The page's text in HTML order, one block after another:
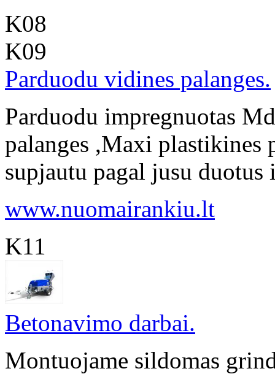
K08
K09
Parduodu vidines palanges.
Parduodu impregnuotas
palanges ,Maxi
supjautu pagal jusu
www.nuomairankiu.lt
K11
Betonavimo darbai.
Montuojame sildomas